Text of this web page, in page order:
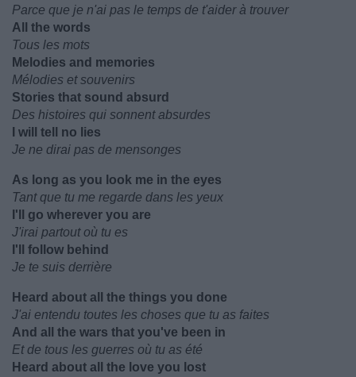
Parce que je n'ai pas le temps de t'aider à trouver
All the words
Tous les mots
Melodies and memories
Mélodies et souvenirs
Stories that sound absurd
Des histoires qui sonnent absurdes
I will tell no lies
Je ne dirai pas de mensonges
As long as you look me in the eyes
Tant que tu me regarde dans les yeux
I'll go wherever you are
J'irai partout où tu es
I'll follow behind
Je te suis derrière
Heard about all the things you done
J'ai entendu toutes les choses que tu as faites
And all the wars that you've been in
Et de tous les guerres où tu as été
Heard about all the love you lost